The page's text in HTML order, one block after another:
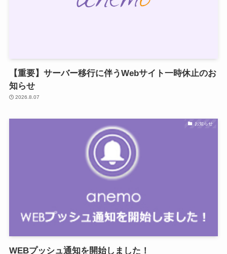
【重要】サーバー移行に伴うWebサイト一時休止のお
知らせ
2026.8.07
お知らせ
WEBプッシュ通知を開始しました！